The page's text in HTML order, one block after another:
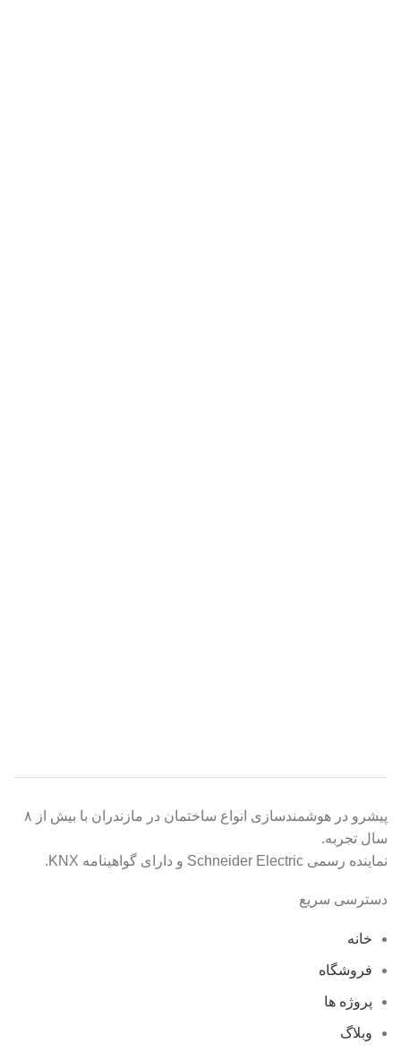
پیشرو در هوشمندسازی انواع ساختمان در مازندران با بیش از ۸
سال تجربه.
نماینده رسمی Schneider Electric و دارای گواهینامه KNX.
دسترسی سریع
خانه
فروشگاه
پروژه ها
وبلاگ